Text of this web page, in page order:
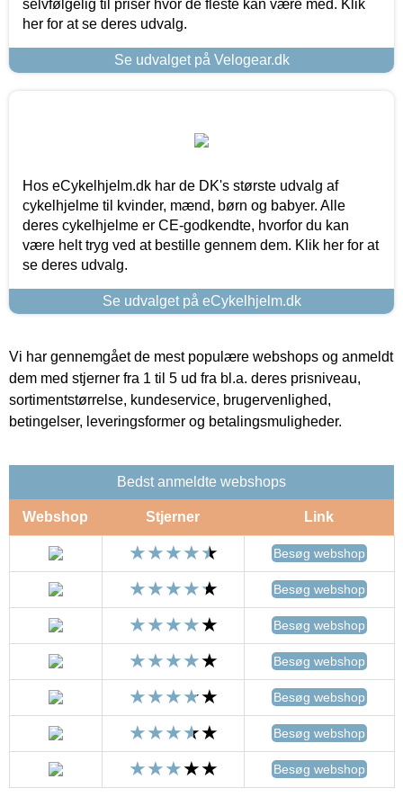
selvfølgelig til priser hvor de fleste kan være med. Klik
her for at se deres udvalg.
Se udvalget på Velogear.dk
Hos eCykelhjelm.dk har de DK's største udvalg af
cykelhjelme til kvinder, mænd, børn og babyer. Alle
deres cykelhjelme er CE-godkendte, hvorfor du kan
være helt tryg ved at bestille gennem dem. Klik her for at
se deres udvalg.
Se udvalget på eCykelhjelm.dk
Vi har gennemgået de mest populære webshops og anmeldt
dem med stjerner fra 1 til 5 ud fra bl.a. deres prisniveau,
sortimentstørrelse, kundeservice, brugervenlighed,
betingelser, leveringsformer og betalingsmuligheder.
Bedst anmeldte webshops
Webshop Stjerner Link
Besøg webshop
Besøg webshop
Besøg webshop
Besøg webshop
Besøg webshop
Besøg webshop
Besøg webshop